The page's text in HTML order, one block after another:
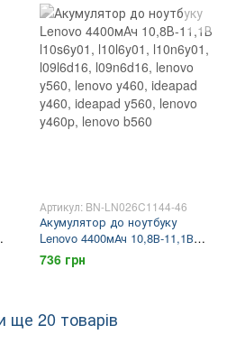
IdeaPad Y550, Lenovo Y550,
IdeaPad Y550a
Артикул: BN-LN026C1144-46
Акумулятор до ноутбуку
Lenovo 4400мАч 10,8В-11,1В
l10s6y01, l10l6y01, l10n6y01,
l09l6d16, l09n6d16, lenovo y560,
lenovo b560
736 грн
ще 20 товарів